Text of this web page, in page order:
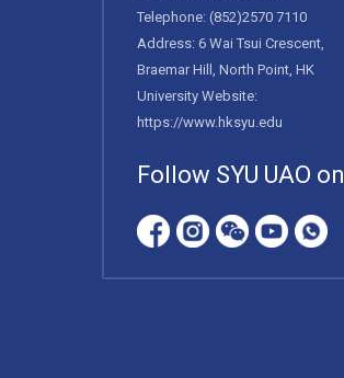
Telephone: (852)2570 7110
Address: 6 Wai Tsui Crescent,
Braemar Hill, North Point, HK
University Website:
https://www.hksyu.edu
Follow SYU UAO on